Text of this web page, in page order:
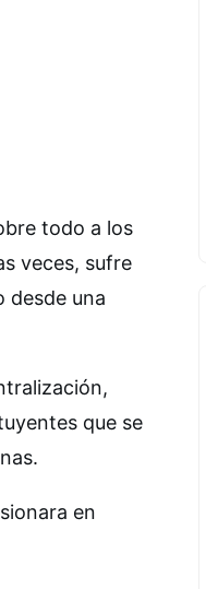
todo a los
veces, sufre
desde una
que se
en